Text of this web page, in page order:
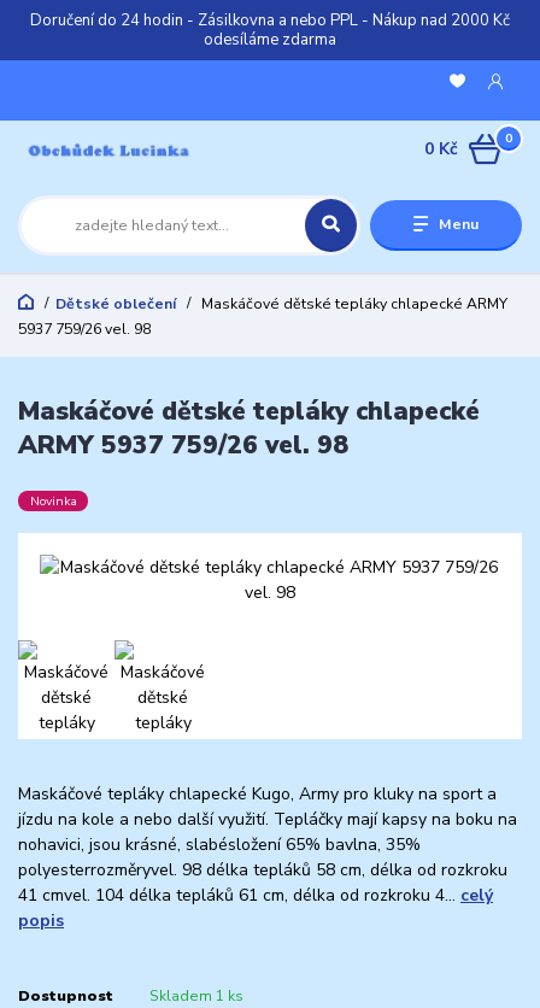
Doručení do 24 hodin - Zásilkovna a nebo PPL - Nákup nad 2000 Kč
odesíláme zdarma
Menu
0
0 Kč
Dětské oblečení
Maskáčové dětské tepláky chlapecké ARMY
5937 759/26 vel. 98
Maskáčové dětské tepláky chlapecké
ARMY 5937 759/26 vel. 98
Novinka
Maskáčové tepláky chlapecké Kugo, Army pro kluky na sport a
jízdu na kole a nebo další využití. Tepláčky mají kapsy na boku na
nohavici, jsou krásné, slabésložení 65% bavlna, 35%
polyesterrozměryvel. 98 délka tepláků 58 cm, délka od rozkroku
41 cmvel. 104 délka tepláků 61 cm, délka od rozkroku 4... celý
popis
Dostupnost Skladem 1 ks